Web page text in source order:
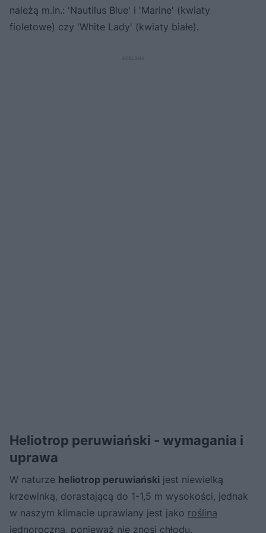
należą m.in.: 'Nautilus Blue' i 'Marine' (kwiaty
fioletowe) czy 'White Lady' (kwiaty białe).
Heliotrop peruwiański - wymagania i
uprawa
W naturze heliotrop peruwiański jest niewielką
krzewinką, dorastającą do 1-1,5 m wysokości, jednak
w naszym klimacie uprawiany jest jako roślina
jednoroczna, ponieważ nie znosi chłodu.